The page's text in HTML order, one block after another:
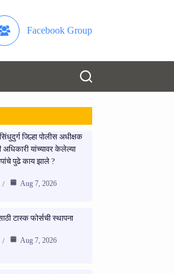
Facebook Group
जिल्हा पोलीस अधीक्षक
यांच्यावर केलेल्या
पुढे काय झाले ?
Aug 7, 2026
टास्क फोर्सची स्थापना
Aug 7, 2026